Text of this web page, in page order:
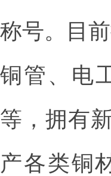
称号。目
铜管、电
等，拥有
产各类铜